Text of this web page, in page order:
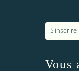
S'inscrire
Vous